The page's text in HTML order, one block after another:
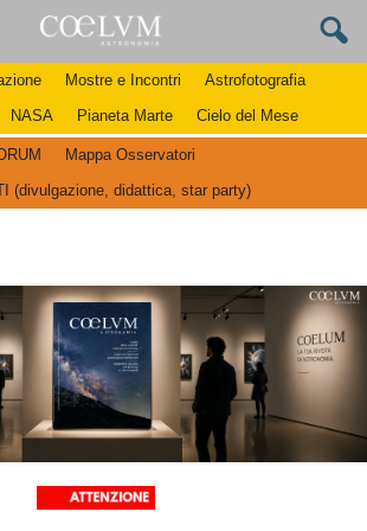
Mostre e Incontri
Astrofotografia
NASA Pianeta Marte Cielo del Mese
Mappa Osservatori
(divulgazione, didattica, star party)